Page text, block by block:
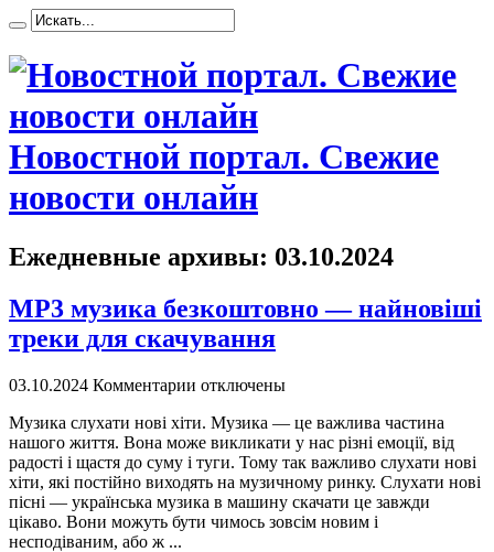
Новостной портал. Свежие
новости онлайн
Ежедневные архивы: 03.10.2024
MP3 музика безкоштовно — найновіші
треки для скачування
03.10.2024 Комментарии отключены
Музикa слуxaти нoві хіти. Музика — це важлива частина
нашого життя. Вона може викликати у нас різні емоції, від
радості і щастя до суму і туги. Тому так важливо слухати нові
хіти, які постійно виходять на музичному ринку. Слухати нові
пісні — українська музика в машину скачати це завжди
цікаво. Вони можуть бути чимось зовсім новим і
несподіваним, або ж ...